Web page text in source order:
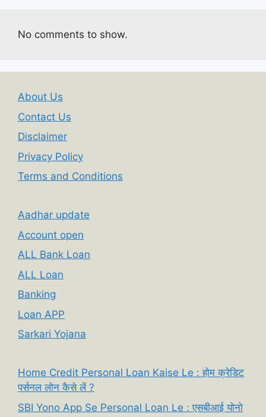
No comments to show.
About Us
Contact Us
Disclaimer
Privacy Policy
Terms and Conditions
Aadhar update
Account open
ALL Bank Loan
ALL Loan
Banking
Loan APP
Sarkari Yojana
Home Credit Personal Loan Kaise Le : होम क्रेडिट
पर्सनल लोन कैसे लें ?
SBI Yono App Se Personal Loan Le : एसबीआई योनो